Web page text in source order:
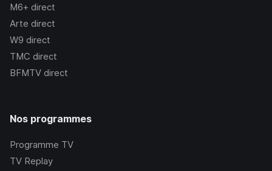
M6+ direct
Arte direct
W9 direct
TMC direct
BFMTV direct
Nos programmes
Programme TV
TV Replay